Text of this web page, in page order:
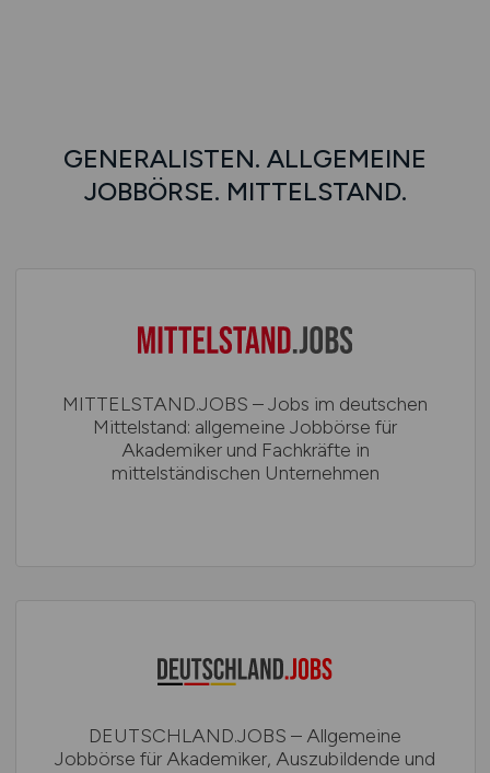
GENERALISTEN. ALLGEMEINE
JOBBÖRSE. MITTELSTAND.
MITTELSTAND.JOBS – Jobs im deutschen
Mittelstand: allgemeine Jobbörse für
Akademiker und Fachkräfte in
mittelständischen Unternehmen
DEUTSCHLAND.JOBS – Allgemeine
Jobbörse für Akademiker, Auszubildende und